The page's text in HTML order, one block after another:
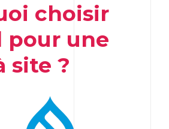
choisir
pour une
site ?